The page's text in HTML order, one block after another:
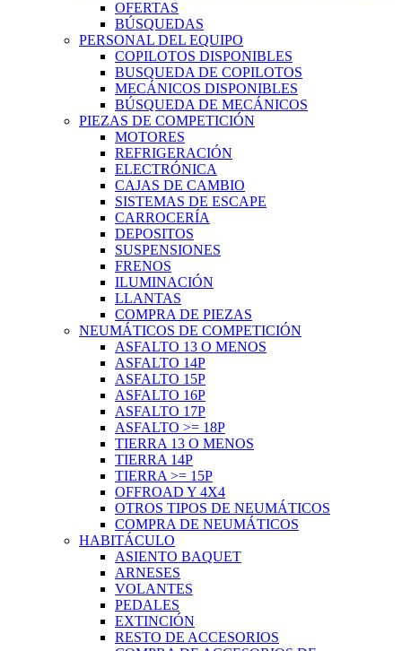
OFERTAS
BÚSQUEDAS
PERSONAL DEL EQUIPO
COPILOTOS DISPONIBLES
BUSQUEDA DE COPILOTOS
MECÁNICOS DISPONIBLES
BÚSQUEDA DE MECÁNICOS
PIEZAS DE COMPETICIÓN
MOTORES
REFRIGERACIÓN
ELECTRÓNICA
CAJAS DE CAMBIO
SISTEMAS DE ESCAPE
CARROCERÍA
DEPOSITOS
SUSPENSIONES
FRENOS
ILUMINACIÓN
LLANTAS
COMPRA DE PIEZAS
NEUMÁTICOS DE COMPETICIÓN
ASFALTO 13 O MENOS
ASFALTO 14P
ASFALTO 15P
ASFALTO 16P
ASFALTO 17P
ASFALTO >= 18P
TIERRA 13 O MENOS
TIERRA 14P
TIERRA >= 15P
OFFROAD Y 4X4
OTROS TIPOS DE NEUMÁTICOS
COMPRA DE NEUMÁTICOS
HABITÁCULO
ASIENTO BAQUET
ARNESES
VOLANTES
PEDALES
EXTINCIÓN
RESTO DE ACCESORIOS